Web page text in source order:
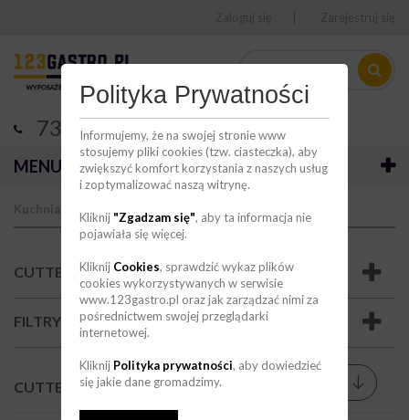
Polityka Prywatności
Informujemy, że na swojej stronie www
stosujemy pliki cookies (tzw. ciasteczka), aby
zwiększyć komfort korzystania z naszych usług
i zoptymalizować naszą witrynę.
Kliknij "Zgadzam się", aby ta informacja nie
pojawiała się więcej.
Kliknij Cookies, sprawdzić wykaz plików
cookies wykorzystywanych w serwisie
www.123gastro.pl oraz jak zarządzać nimi za
pośrednictwem swojej przeglądarki
internetowej.
Kliknij Polityka prywatności, aby dowiedzieć
się jakie dane gromadzimy.
736 123 123
MENU
CUTTER-WILKI
FILTRY
CUTTER-WILKI (1)